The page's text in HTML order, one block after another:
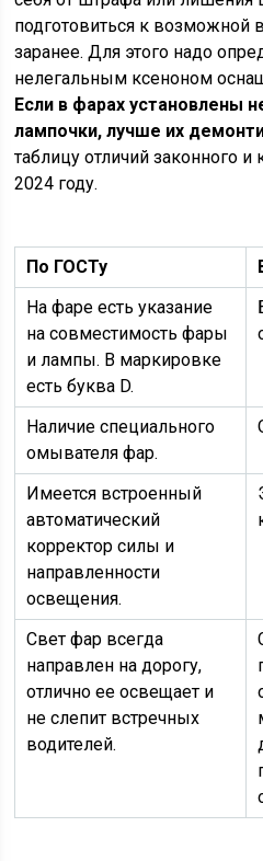
подготовиться к возможной
заранее. Для этого надо
нелегальным ксеноном
Если в фарах установлены
лампочки, лучше их
таблицу отличий законного и
2024 году.
По ГОСТу
На фаре есть указание
на совместимость фары
и лампы. В маркировке
есть буква D.
Наличие специального
омывателя фар.
Имеется встроенный
автоматический
корректор силы и
направленности
освещения.
Свет фар всегда
направлен на дорогу,
отлично ее освещает и
не слепит встречных
водителей.